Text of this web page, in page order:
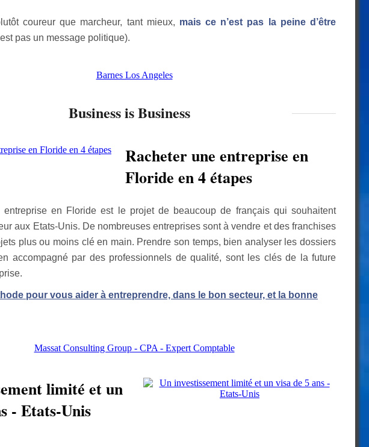
coureur que marcheur, tant mieux, mais ce n’est pas la peine d’être
pas un message politique).
Business is Business
Racheter une entreprise en
Floride en 4 étapes
entreprise en Floride est le projet de beaucoup de français qui souhaitent
aux Etats-Unis. De nombreuses entreprises sont à vendre et des franchises
plus ou moins clé en main. Prendre son temps, bien analyser les dossiers
accompagné par des professionnels de qualité, sont les clés de la future
pour vous aider à entreprendre, dans le bon secteur, et la bonne
limité et un
- Etats-Unis